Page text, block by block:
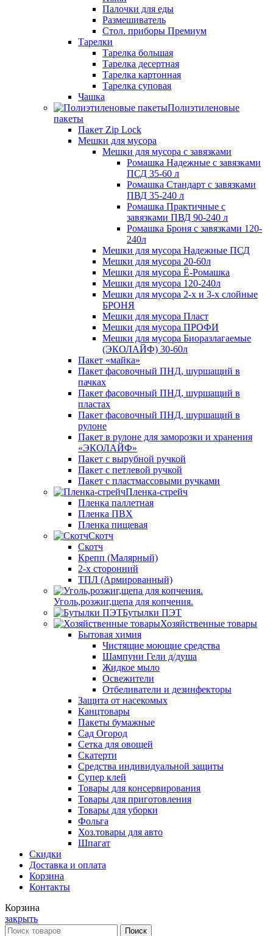
Палочки для еды
Размешиватель
Стол. приборы Премиум
Тарелки
Тарелка большая
Тарелка десертная
Тарелка картонная
Тарелка суповая
Чашка
Полиэтиленовые
пакеты
Пакет Zip Lock
Мешки для мусора
Мешки для мусора с завязками
Ромашка Надежные с завязками
ПСД 35-60 л
Ромашка Стандарт с завязками
ПВД 35-240 л
Ромашка Практичные с
завязками ПВД 90-240 л
Ромашка Броня с завязками 120-
240л
Мешки для мусора Надежные ПСД
Мешки для мусора 20-60л
Мешки для мусора Ё-Ромашка
Мешки для мусора 120-240л
Мешки для мусора 2-х и 3-х слойные
БРОНЯ
Мешки для мусора Пласт
Мешки для мусора ПРОФИ
Мешки для мусора Биоразлагаемые
(ЭКОЛАЙФ) 30-60л
Пакет «майка»
Пакет фасовочный ПНД, шуршащий в
пачках
Пакет фасовочный ПНД, шуршащий в
пластах
Пакет фасовочный ПНД, шуршащий в
рулоне
Пакет в рулоне для заморозки и хранения
«ЭКОЛАЙФ»
Пакет с вырубной ручкой
Пакет с петлевой ручкой
Пакет с пластмассовыми ручками
Пленка-стрейч
Пленка паллетная
Пленка ПВХ
Пленка пищевая
Скотч
Скотч
Крепп (Малярный)
2-х сторонний
ТПЛ (Армированный)
Уголь,розжиг,щепа для копчения.
Бутылки ПЭТ
Хозяйственные товары
Бытовая химия
Чистящие моющие средства
Шампуни Гели д/душа
Жидкое мыло
Освежители
Отбеливатели и дезинфекторы
Защита от насекомых
Канцтовары
Пакеты бумажные
Сад Огород
Сетка для овощей
Скатерти
Средства индивидуальной защиты
Супер клей
Товары для консервирования
Товары для приготовления
Товары для уборки
Фольга
Хоз.товары для авто
Шпагат
Скидки
Доставка и оплата
Корзина
Контакты
Корзина
закрыть
Поиск